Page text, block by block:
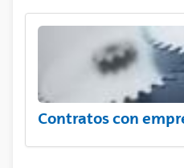
Contratos con